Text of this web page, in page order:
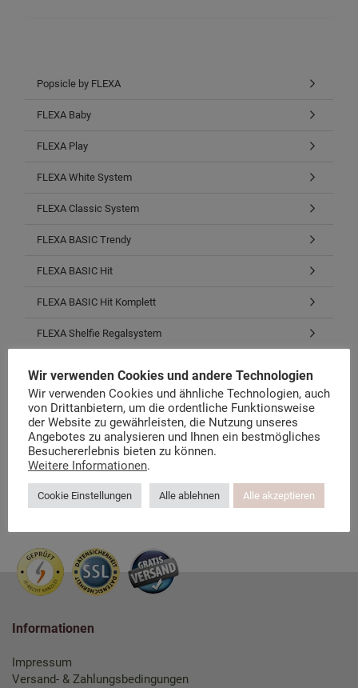
Popsicle by FLEXA
FLEXA Baby
FLEXA Play
FLEXA White System
FLEXA Classic System
FLEXA BASIC Trendy
FLEXA BASIC Hit
FLEXA BASIC Hit Komplett
FLEXA Shelfie Regalsystem
FLEXA Schreibtische & Stühle
Matratzen, Roste, Bezüge
Stoffe, Bettwäsche, Zubehör
Restposten, B-Waren, E-Teile
Informationen
Impressum
Versand- & Zahlungsbedingungen
Wir verwenden Cookies und andere Technologien
Wir verwenden Cookies und ähnliche Technologien, auch
von Drittanbietern, um die ordentliche Funktionsweise
der Website zu gewährleisten, die Nutzung unseres
Angebotes zu analysieren und Ihnen ein bestmögliches
Besuchererlebnis bieten zu können.
Weitere Informationen.
Cookie Einstellungen Alle ablehnen Alle akzeptieren